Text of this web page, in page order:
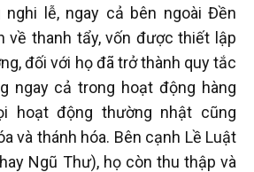
lễ, ngay cả bên ngoài Đền
về thanh tẩy, vốn được thiết lập
đối với họ đã trở thành quy tắc
ngay cả trong hoạt động hàng
hoạt động thường nhật cũng
và thánh hóa. Bên cạnh Lề Luật
Ngũ Thư), họ còn thu thập và